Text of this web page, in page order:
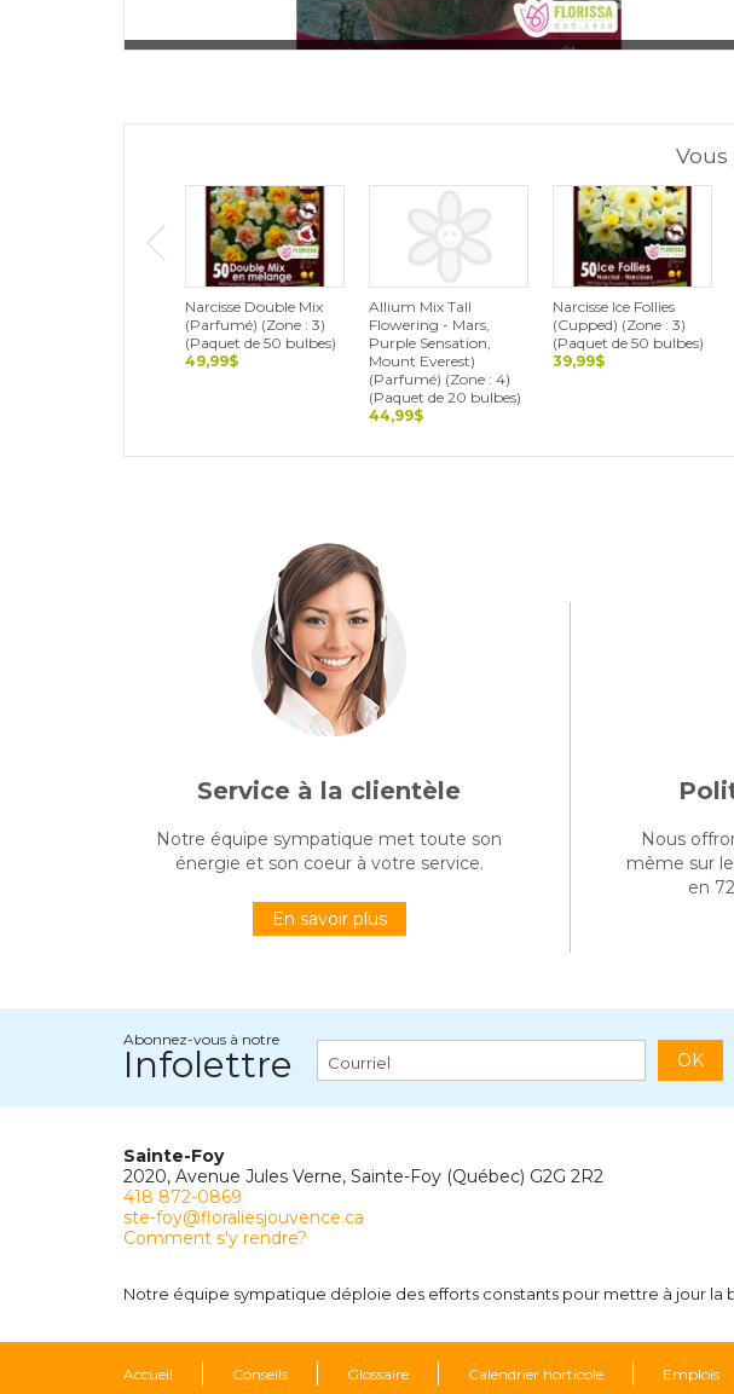
Vous
Narcisse Double Mix
(Parfumé) (Zone : 3)
(Paquet de 50 bulbes)
49,99$
Allium Mix Tall
Flowering - Mars,
Purple Sensation,
Mount Everest)
(Parfumé) (Zone : 4)
(Paquet de 20 bulbes)
44,99$
Narcisse Ice Follies
(Cupped) (Zone : 3)
(Paquet de 50 bulbes)
39,99$
Service à la clientèle
Notre équipe sympatique met toute son
énergie et son coeur à votre service.
En savoir plus
Nous
même sur
en
Abonnez-vous à notre
Infolettre OK
Sainte-Foy
2020, Avenue Jules Verne, Sainte-Foy (Québec) G2G 2R2
418 872-0869
ste-foy@floraliesjouvence.ca
Comment s'y rendre?
Notre équipe sympatique déploie des efforts constants pour mettre à jour la
Accueil Conseils Glossaire Calendrier horticole Emplois